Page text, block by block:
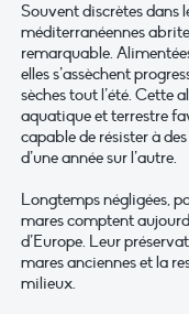
Souvent discrètes dans
méditerranéennes
remarquable.
elles s’assèchent
sèches tout l’été. Cette
aquatique et terrestre
capable de résister à
d’une année sur l’autre.
Longtemps négligées,
mares comptent
d’Europe. Leur
mares anciennes et la
milieux.